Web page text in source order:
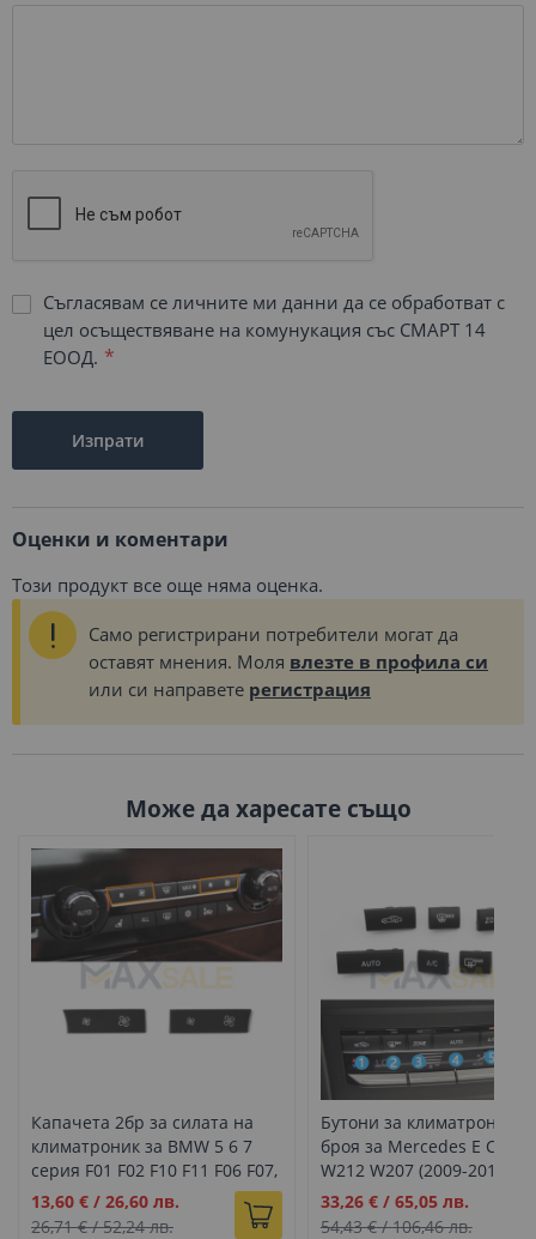
Съгласявам се личните ми данни да се обработват с
цел осъществяване на комунукация със СМАРТ 14
ЕООД.
Изпрати
Оценки и коментари
Този продукт все още няма оценка.
Само регистрирани потребители могат да
оставят мнения. Моля влезте в профила си
или си направете регистрация
Може да харесате също
Капачета 2бр за силата на
климатроник за BMW 5 6 7
серия F01 F02 F10 F11 F06 F07,
дълги
Промо
цена
13,60 € / 26,60 лв.
26,71 €/52,24 лв.
Бутони за климатроник 7
броя за Mercedes E Class
W212 W207 (2009-2016)
Промо
цена
33,26 €/ 65,05 лв.
54,43 €/106,46 лв.